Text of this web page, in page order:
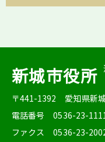
新城市役所
〒441-1392
愛知県新
電話番号
0536-23-1111
ファクス
0536-23-